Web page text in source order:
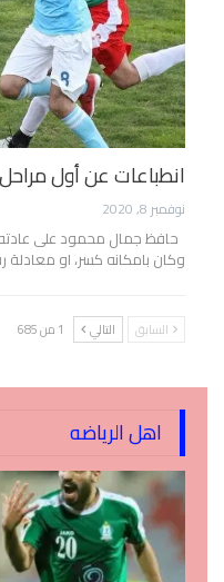
انطباعات عن أول
نوفمبر 8, 2020
حافظ جمال محمود على عادته
وكان بامكانه كسر، او معادلة
السابق التالي 1 من 685
اهل الرياضه